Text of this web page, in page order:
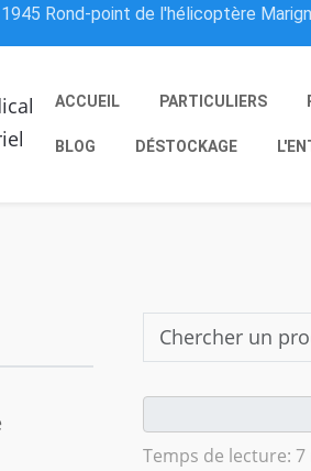
Rond-point de l'hélicoptère
ACCUEIL PARTICULIERS
BLOG DÉSTOCKAGE
Temps de lecture: 7